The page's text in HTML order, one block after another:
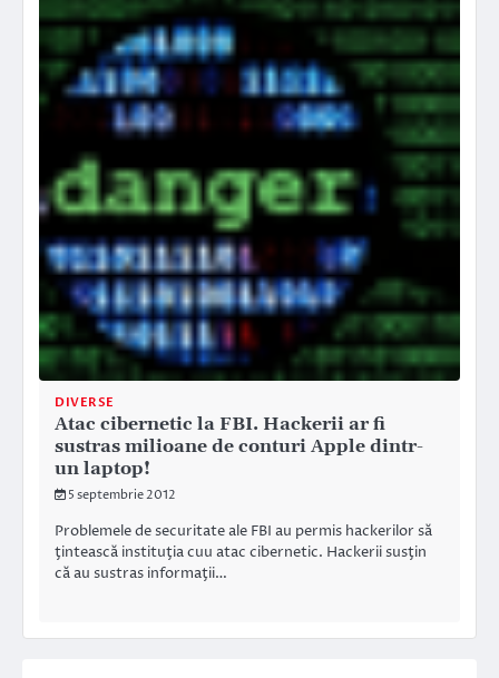
DIVERSE
Atac cibernetic la FBI. Hackerii ar fi
sustras milioane de conturi Apple dintr-
un laptop!
5 septembrie 2012
Problemele de securitate ale FBI au permis hackerilor să
ţintească instituţia cuu atac cibernetic. Hackerii susţin
că au sustras informaţii…